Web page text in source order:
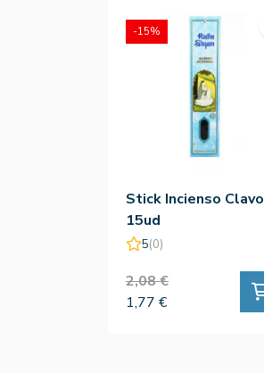
Stick Incienso Clavo
15ud
5(0)
2,08 €
1,77 €
-15%